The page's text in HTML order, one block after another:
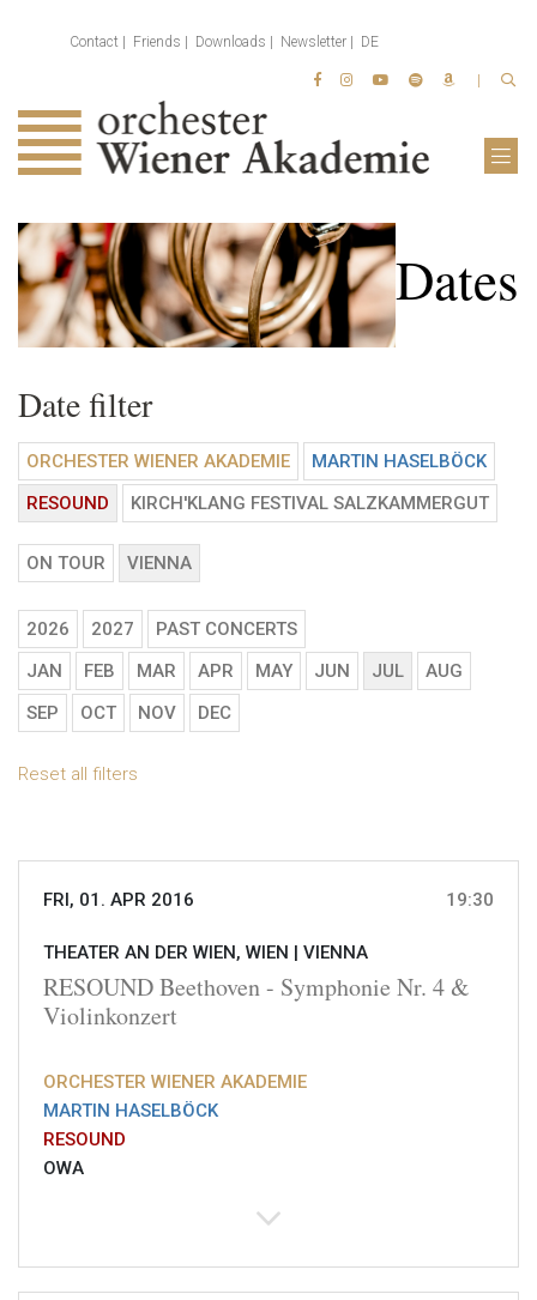
Contact Friends Downloads Newsletter DE
Dates
Date filter
ORCHESTER WIENER AKADEMIE
MARTIN HASELBÖCK
RESOUND
KIRCH'KLANG FESTIVAL SALZKAMMERGUT
ON TOUR VIENNA
2026 2027
PAST CONCERTS
JAN
FEB MAR APR MAY JUN JUL
AUG
SEP
OCT NOV DEC
Reset all filters
FRI, 01. APR 2016 19:30
THEATER AN DER WIEN, WIEN | VIENNA
RESOUND Beethoven - Symphonie Nr. 4 &
Violinkonzert
ORCHESTER WIENER AKADEMIE
MARTIN HASELBÖCK
RESOUND
OWA